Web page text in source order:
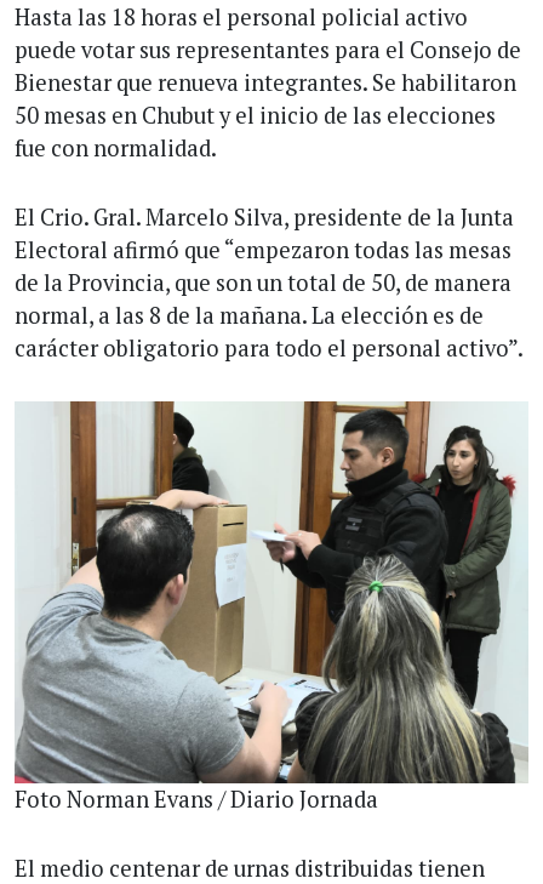
Hasta las 18 horas el personal policial activo
puede votar sus representantes para el Consejo de
Bienestar que renueva integrantes. Se habilitaron
50 mesas en Chubut y el inicio de las elecciones
fue con normalidad.
El Crio. Gral. Marcelo Silva, presidente de la Junta
Electoral afirmó que “empezaron todas las mesas
de la Provincia, que son un total de 50, de manera
normal, a las 8 de la mañana. La elección es de
carácter obligatorio para todo el personal activo”.
Foto Norman Evans / Diario Jornada
El medio centenar de urnas distribuidas tienen